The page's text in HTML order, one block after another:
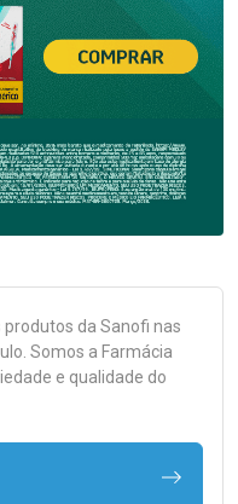
produtos da Sanofi nas
Somos a Farmácia
e qualidade do